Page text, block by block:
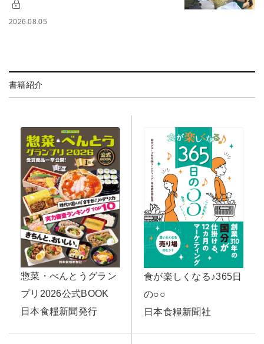
2026.08.05
書籍紹介
惣菜・べんとうグラン
プリ2026公式BOOK
日本食糧新聞発行
食が楽しくなる♪365日
の○○
日本食糧新聞社